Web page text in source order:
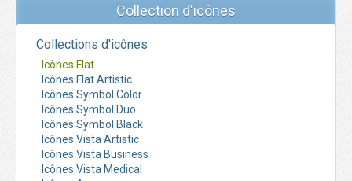
Collection d'icônes
Collections d'icônes
Icônes Flat
Icônes Flat Artistic
Icônes Symbol Color
Icônes Symbol Duo
Icônes Symbol Black
Icônes Vista Artistic
Icônes Vista Business
Icônes Vista Medical